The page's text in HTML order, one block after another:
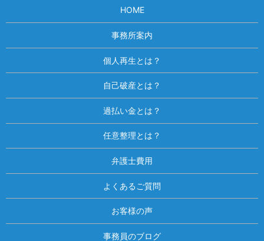
HOME
事務所案内
個人再生とは？
自己破産とは？
過払い金とは？
任意整理とは？
弁護士費用
よくあるご質問
お客様の声
事務員のブログ